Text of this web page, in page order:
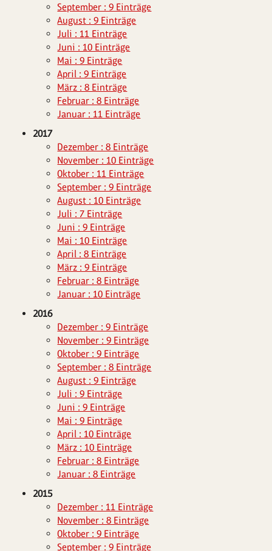
September : 9 Einträge
August : 9 Einträge
Juli : 11 Einträge
Juni : 10 Einträge
Mai : 9 Einträge
April : 9 Einträge
März : 8 Einträge
Februar : 8 Einträge
Januar : 11 Einträge
2017
Dezember : 8 Einträge
November : 10 Einträge
Oktober : 11 Einträge
September : 9 Einträge
August : 10 Einträge
Juli : 7 Einträge
Juni : 9 Einträge
Mai : 10 Einträge
April : 8 Einträge
März : 9 Einträge
Februar : 8 Einträge
Januar : 10 Einträge
2016
Dezember : 9 Einträge
November : 9 Einträge
Oktober : 9 Einträge
September : 8 Einträge
August : 9 Einträge
Juli : 9 Einträge
Juni : 9 Einträge
Mai : 9 Einträge
April : 10 Einträge
März : 10 Einträge
Februar : 8 Einträge
Januar : 8 Einträge
2015
Dezember : 11 Einträge
November : 8 Einträge
Oktober : 9 Einträge
September : 9 Einträge